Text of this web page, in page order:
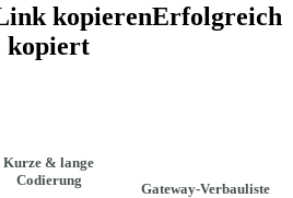
kopierenErfolgreich
kopiert
Kurze & lange
Codierung
Gateway-Verbauliste